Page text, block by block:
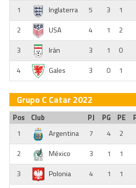
1
Inglaterra 5 3 1
2
USA 4 1 2
3
Irán 3 1 0
4
Gales 3 0 1
Grupo C Catar 2022
Pos Club PJ PG PE
1
Argentina 7 4 2
2
México 3 1 1
3
Polonia 4 1 1